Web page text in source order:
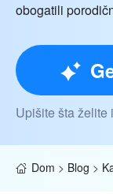
obogatili
Upišite šta želite
Dom > Blog >